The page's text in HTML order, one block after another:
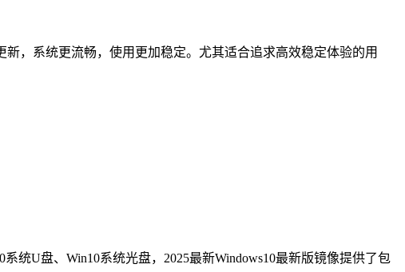
，系统更流畅，使用更加稳定。尤其适合追求高效稳定体验的用
统U盘、Win10系统光盘，2025最新Windows10最新版镜像提供了包